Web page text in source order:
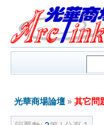
光華商場論壇 » 其它問